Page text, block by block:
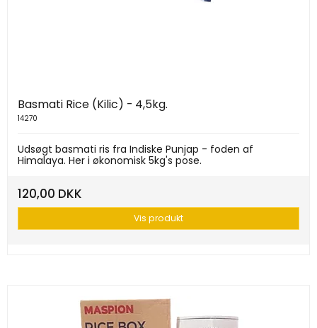
Basmati Rice (Kilic) - 4,5kg.
14270
Udsøgt basmati ris fra Indiske Punjap - foden af
Himalaya. Her i økonomisk 5kg's pose.
120,00 DKK
Vis produkt